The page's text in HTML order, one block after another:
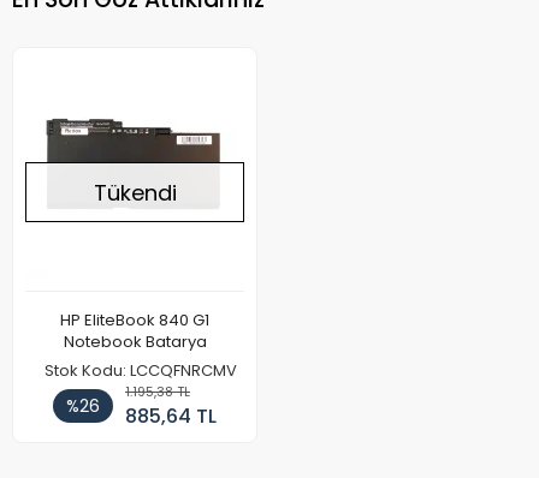
Tükendi
HP EliteBook 840 G1
Notebook Batarya
Stok Kodu: LCCQFNRCMV
%26
1.195,38 TL
885,64 TL